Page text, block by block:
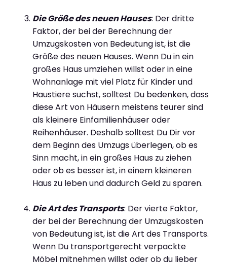
Die Größe des neuen Hauses: Der dritte
Faktor, der bei der Berechnung der
Umzugskosten von Bedeutung ist, ist die
Größe des neuen Hauses. Wenn Du in ein
großes Haus umziehen willst oder in eine
Wohnanlage mit viel Platz für Kinder und
Haustiere suchst, solltest Du bedenken, dass
diese Art von Häusern meistens teurer sind
als kleinere Einfamilienhäuser oder
Reihenhäuser. Deshalb solltest Du Dir vor
dem Beginn des Umzugs überlegen, ob es
Sinn macht, in ein großes Haus zu ziehen
oder ob es besser ist, in einem kleineren
Haus zu leben und dadurch Geld zu sparen.
Die Art des Transports: Der vierte Faktor,
der bei der Berechnung der Umzugskosten
von Bedeutung ist, ist die Art des Transports.
Wenn Du transportgerecht verpackte
Möbel mitnehmen willst oder ob du lieber